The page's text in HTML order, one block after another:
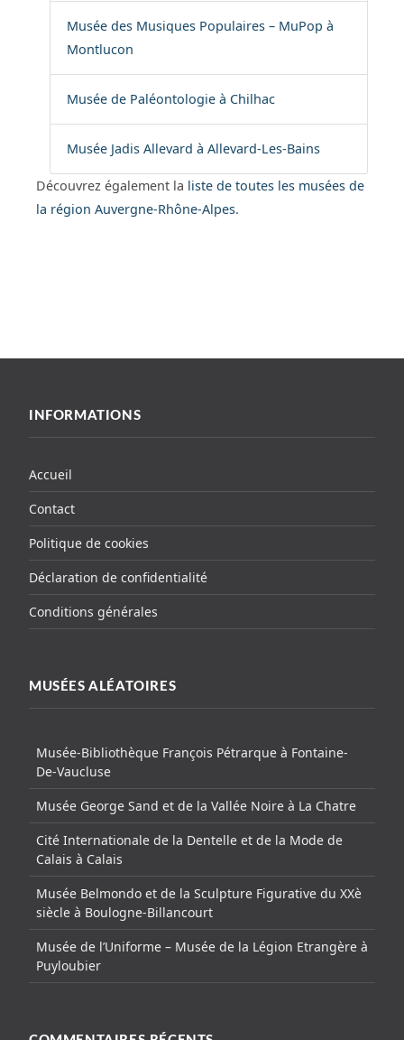
Musée des Musiques Populaires – MuPop à
Montlucon
Musée de Paléontologie à Chilhac
Musée Jadis Allevard à Allevard-Les-Bains
Découvrez également la liste de toutes les musées de
la région Auvergne-Rhône-Alpes.
INFORMATIONS
Accueil
Contact
Politique de cookies
Déclaration de confidentialité
Conditions générales
MUSÉES ALÉATOIRES
Musée-Bibliothèque François Pétrarque à Fontaine-
De-Vaucluse
Musée George Sand et de la Vallée Noire à La Chatre
Cité Internationale de la Dentelle et de la Mode de
Calais à Calais
Musée Belmondo et de la Sculpture Figurative du XXè
siècle à Boulogne-Billancourt
Musée de l’Uniforme – Musée de la Légion Etrangère à
Puyloubier